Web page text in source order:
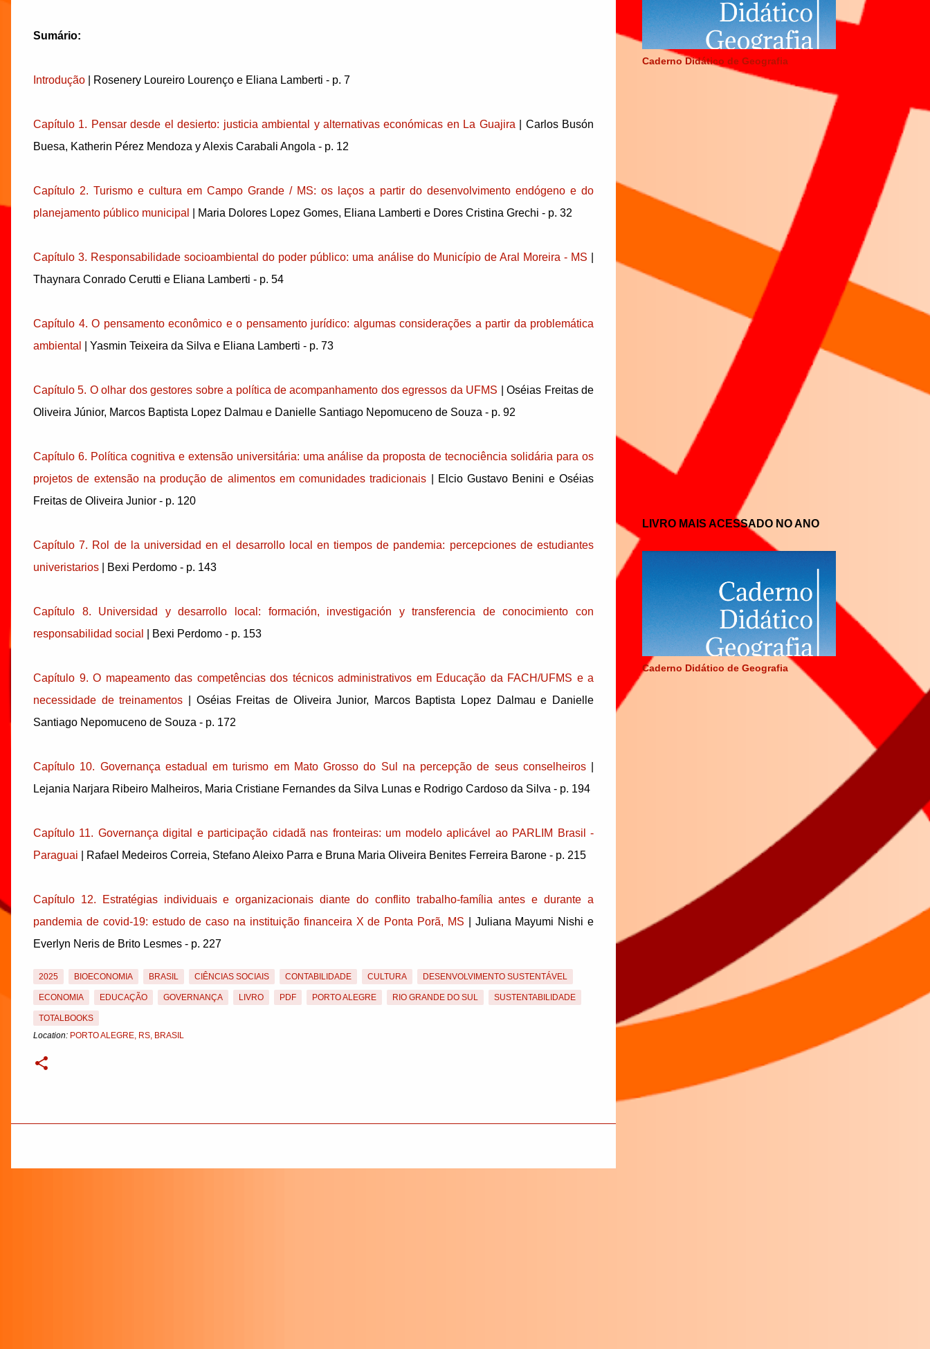
Sumário:
Introdução | Rosenery Loureiro Lourenço e Eliana Lamberti - p. 7
Capítulo 1. Pensar desde el desierto: justicia ambiental y alternativas económicas en La Guajira | Carlos Busón
Buesa, Katherin Pérez Mendoza y Alexis Carabali Angola - p. 12
Capítulo 2. Turismo e cultura em Campo Grande / MS: os laços a partir do desenvolvimento endógeno e do
planejamento público municipal
| Maria Dolores Lopez Gomes, Eliana Lamberti e Dores Cristina Grechi - p. 32
Capítulo 3. Responsabilidade socioambiental do poder público: uma análise do Município de Aral Moreira - MS
Thaynara Conrado Cerutti e Eliana Lamberti - p. 54
Capítulo 4. O pensamento econômico e o pensamento jurídico: algumas considerações a partir da problemática
ambiental
| Yasmin Teixeira da Silva e Eliana Lamberti - p. 73
Capítulo 5. O olhar dos gestores sobre a política de acompanhamento dos egressos da UFMS | Oséias Freitas de
Oliveira Júnior, Marcos Baptista Lopez Dalmau e Danielle Santiago Nepomuceno de Souza - p. 92
Capítulo 6. Política cognitiva e extensão universitária: uma análise da proposta de tecnociência solidária para os
projetos de extensão na produção de alimentos em comunidades tradicionais | Elcio Gustavo Benini e Oséias
Freitas de Oliveira Junior - p. 120
Capítulo 7. Rol de la universidad en el desarrollo local en tiempos de pandemia: percepciones de estudiantes
univeristarios | Bexi Perdomo - p. 143
Capítulo 8. Universidad y desarrollo local: formación, investigación y transferencia de conocimiento con
responsabilidad social
| Bexi Perdomo - p. 153
Capítulo 9. O mapeamento das competências dos técnicos administrativos em Educação da FACH/UFMS e a
necessidade de treinamentos | Oséias Freitas de Oliveira Junior, Marcos Baptista Lopez Dalmau e Danielle
Santiago Nepomuceno de Souza - p. 172
Capítulo 10. Governança estadual em turismo em Mato Grosso do Sul na percepção de seus conselheiros|
Lejania Narjara Ribeiro Malheiros, Maria Cristiane Fernandes da Silva Lunas e Rodrigo Cardoso da Silva - p. 194
Capítulo 11. Governança digital e participação cidadã nas fronteiras: um modelo aplicável ao PARLIM Brasil -
Paraguai | Rafael Medeiros Correia, Stefano Aleixo Parra e Bruna Maria Oliveira Benites Ferreira Barone - p. 215
Capítulo 12. Estratégias individuais e organizacionais diante do conflito trabalho-família antes e durante a
pandemia de covid-19: estudo de caso na instituição financeira X de Ponta Porã, MS | Juliana Mayumi Nishi e
Everlyn Neris de Brito Lesmes - p. 227
2025 BIOECONOMIA BRASIL CIÊNCIAS SOCIAIS CONTABILIDADE CULTURA DESENVOLVIMENTO SUSTENTÁVEL
ECONOMIA EDUCAÇÃO GOVERNANÇA LIVRO PDF PORTO ALEGRE RIO GRANDE DO SUL SUSTENTABILIDADE
TOTALBOOKS
Location: PORTO ALEGRE, RS, BRASIL
Caderno Didático de Geografia
LIVRO MAIS ACESSADO NO ANO
Caderno Didático de Geografia